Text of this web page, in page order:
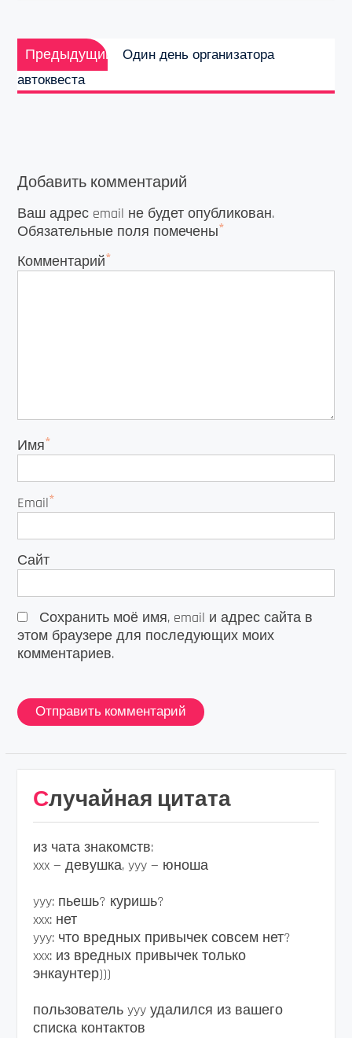
Навигация
по
записям
Предыдущий
Предыдущая
запись:
Один день организатора
автоквеста
Добавить комментарий
Ваш адрес email не будет опубликован.
Обязательные поля помечены*
Комментарий*
Имя*
Email*
Сайт
Сохранить моё имя, email и адрес сайта в
этом браузере для последующих моих
комментариев.
Случайная цитата
из чата знакомств:
xxx — девушка, yyy — юноша
yyy: пьешь? куришь?
xxx: нет
yyy: что вредных привычек совсем нет?
xxx: из вредных привычек только
энкаунтер)))
пользователь yyy удалился из вашего
списка контактов